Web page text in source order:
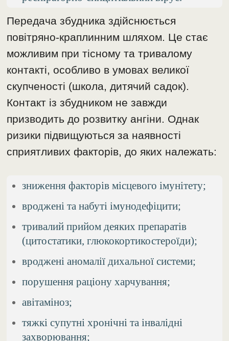
Передача збудника здійснюється
повітряно-краплинним шляхом. Це стає
можливим при тісному та тривалому
контакті, особливо в умовах великої
скупченості (школа, дитячий садок).
Контакт із збудником не завжди
призводить до розвитку ангіни. Однак
ризики підвищуються за наявності
сприятливих факторів, до яких належать:
зниження факторів місцевого імунітету;
вроджені та набуті імунодефіцити;
тривалий прийом деяких препаратів
(цитостатики, глюкокортикостероїди);
вроджені аномалії дихальної системи;
порушення раціону харчування;
авітаміноз;
тяжкі супутні хронічні та інвалідні
захворювання;